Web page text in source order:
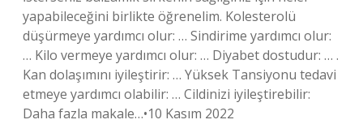
yapabileceğini birlikte öğrenelim. Kolesterolü
düşürmeye yardımcı olur: … Sindirime yardımcı olur:
… Kilo vermeye yardımcı olur: … Diyabet dostudur: … .
Kan dolaşımını iyileştirir: … Yüksek Tansiyonu tedavi
etmeye yardımcı olabilir: … Cildinizi iyileştirebilir:
Daha fazla makale…•10 Kasım 2022